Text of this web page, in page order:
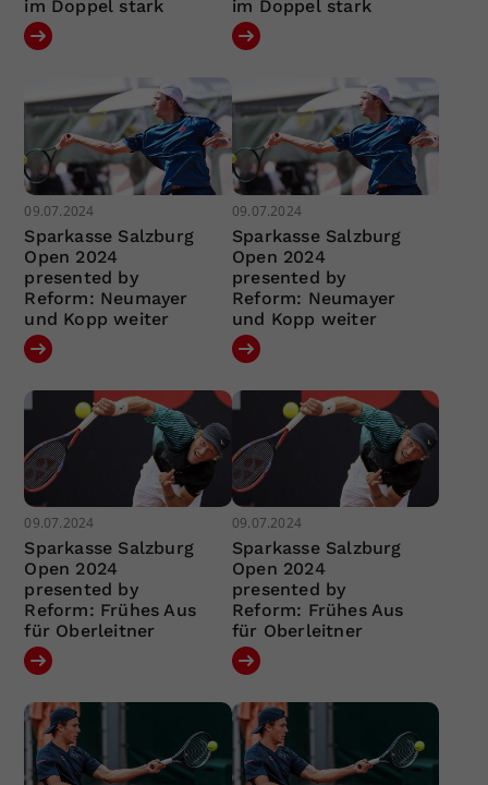
im Doppel stark im Doppel stark
09.07.2024
Sparkasse Salzburg
Open 2024
presented by
Reform: Neumayer
und Kopp weiter
09.07.2024
Sparkasse Salzburg
Open 2024
presented by
Reform: Neumayer
und Kopp weiter
09.07.2024
Sparkasse Salzburg
Open 2024
presented by
Reform: Frühes Aus
für Oberleitner
09.07.2024
Sparkasse Salzburg
Open 2024
presented by
Reform: Frühes Aus
für Oberleitner